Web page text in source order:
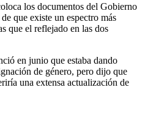
los documentos del Gobierno
que existe un espectro más
que el reflejado en las dos
en junio que estaba dando
de género, pero dijo que
una extensa actualización de